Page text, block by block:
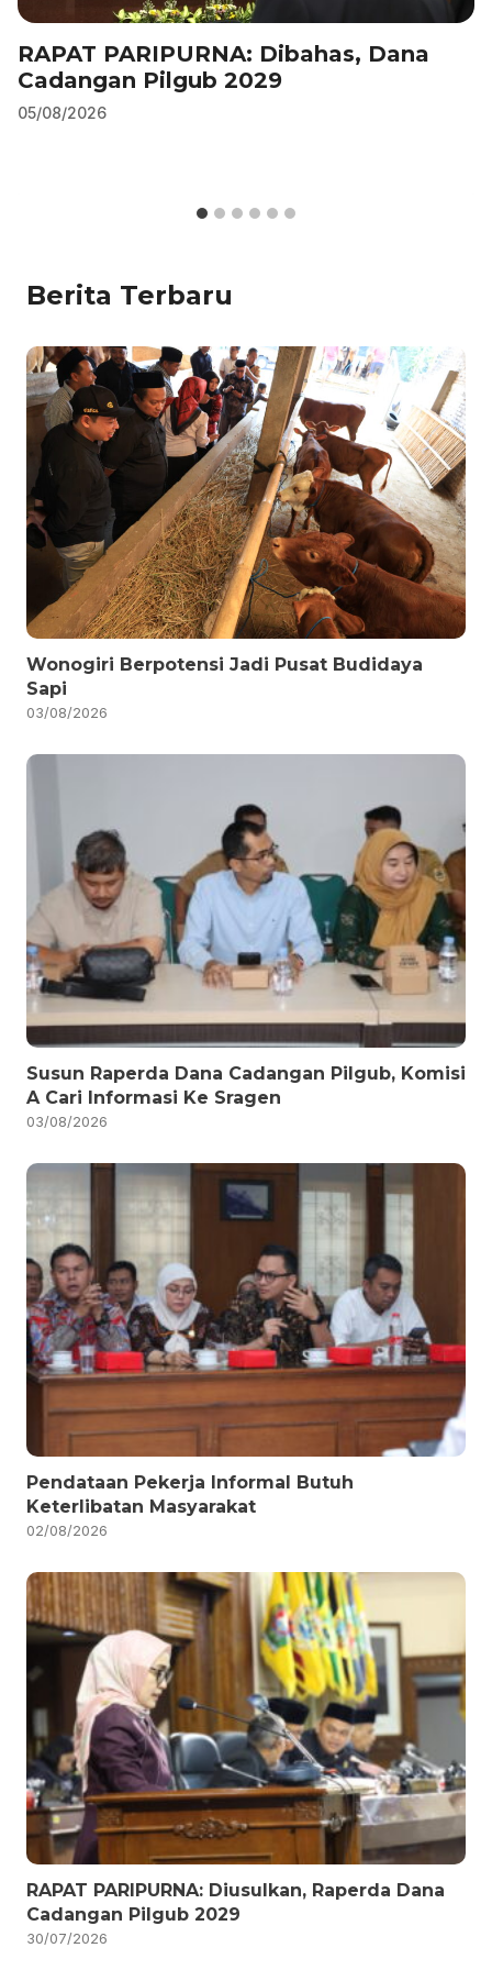
RAPAT PARIPURNA: Dibahas, Dana
Cadangan Pilgub 2029
05/08/2026
Berita Terbaru
Wonogiri Berpotensi Jadi Pusat Budidaya
Sapi
03/08/2026
Susun Raperda Dana Cadangan Pilgub, Komisi
A Cari Informasi Ke Sragen
03/08/2026
Pendataan Pekerja Informal Butuh
Keterlibatan Masyarakat
02/08/2026
RAPAT PARIPURNA: Diusulkan, Raperda Dana
Cadangan Pilgub 2029
30/07/2026